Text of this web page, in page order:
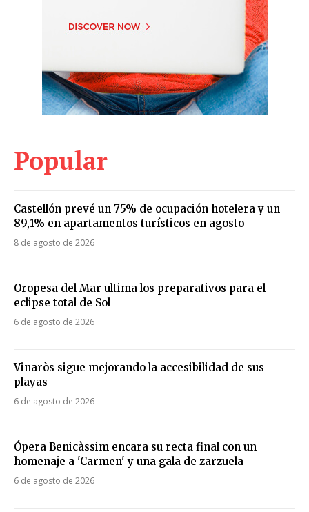
Popular
Castellón prevé un 75% de ocupación hotelera y un
89,1% en apartamentos turísticos en agosto
8 de agosto de 2026
Oropesa del Mar ultima los preparativos para el
eclipse total de Sol
6 de agosto de 2026
Vinaròs sigue mejorando la accesibilidad de sus
playas
6 de agosto de 2026
Ópera Benicàssim encara su recta final con un
homenaje a 'Carmen' y una gala de zarzuela
6 de agosto de 2026